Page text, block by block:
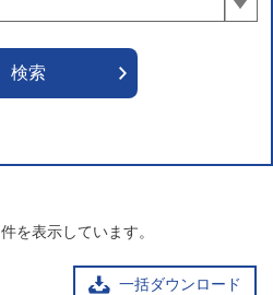
件を表示しています。
一括ダウンロード